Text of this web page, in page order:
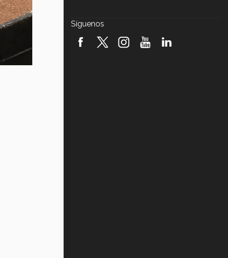
robótica FIRST 2026! (video)
Síguenos